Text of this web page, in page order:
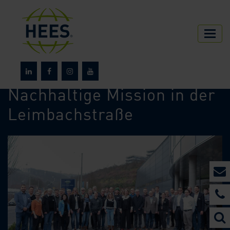
Über HEES News
Nachhaltige Mission in der
Leimbachstraße